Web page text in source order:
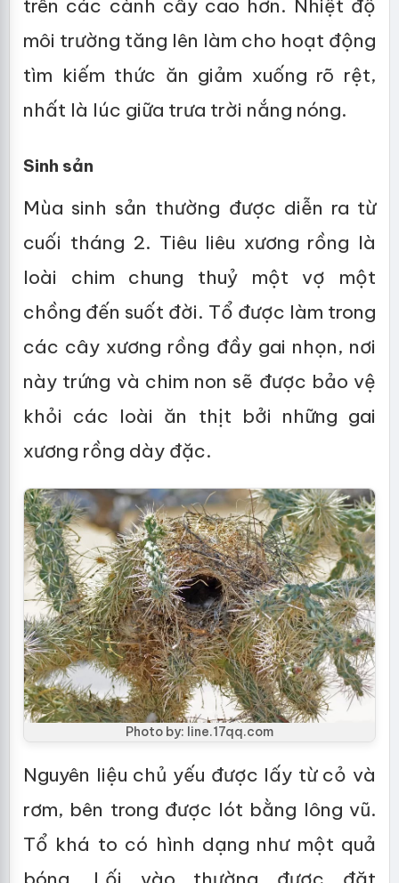
trên các cành cây cao hơn. Nhiệt độ
môi trường tăng lên làm cho hoạt động
tìm kiếm thức ăn giảm xuống rõ rệt,
nhất là lúc giữa trưa trời nắng nóng.
Sinh sản
Mùa sinh sản thường được diễn ra từ
cuối tháng 2. Tiêu liêu xương rồng là
loài chim chung thuỷ một vợ một
chồng đến suốt đời. Tổ được làm trong
các cây xương rồng đầy gai nhọn, nơi
này trứng và chim non sẽ được bảo vệ
khỏi các loài ăn thịt bởi những gai
xương rồng dày đặc.
Photo by: line.17qq.com
Nguyên liệu chủ yếu được lấy từ cỏ và
rơm, bên trong được lót bằng lông vũ.
Tổ khá to có hình dạng như một quả